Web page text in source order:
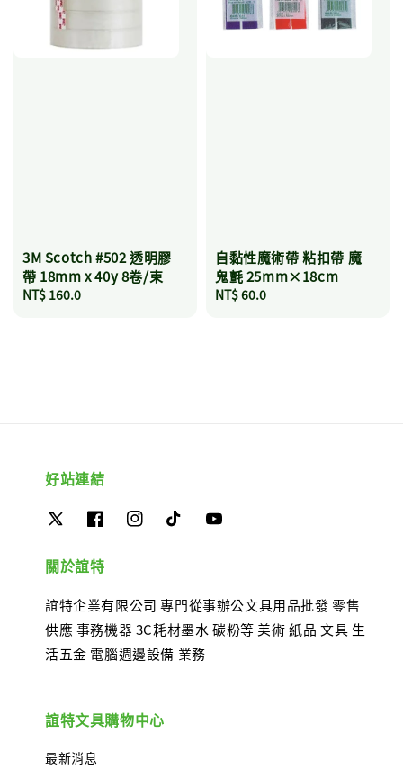
3M Scotch #502 透明膠
帶 18mm x 40y 8卷/束
Regular
NT$ 160.0
自黏性魔術帶 粘扣帶 魔
鬼氈 25mm×18cm
Regular
NT$ 60.0
好站連結
關於誼特
誼特企業有限公司 專門從事辦公文具用品批發 零售
供應 事務機器 3C耗材墨水 碳粉等 美術 紙品 文具 生
活五金 電腦週邊設備 業務
誼特文具購物中心
最新消息